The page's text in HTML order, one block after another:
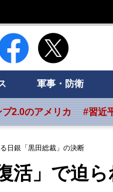
潮社 Foresight フォーサイト
軍事・防衛
2.0のアメリカ #習近
日銀「黒田総裁」の決断
活」で迫ら